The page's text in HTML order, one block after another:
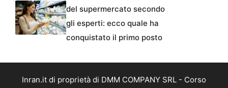
del supermercato secondo
gli esperti: ecco quale ha
conquistato il primo posto
Inran.it di proprietà di DMM COMPANY SRL - Corso